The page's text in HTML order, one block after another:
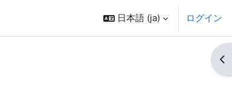
日本語 ‎(ja)‎ ログイン
ブ